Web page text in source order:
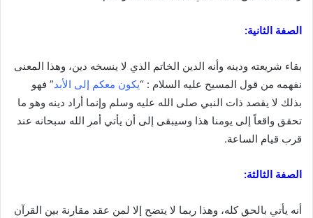
الصفة الثانية:
بقاء شريعته ودينه وأنه الدين الخاتم الذي لا ينسخه دين، وهذا المعنى
نفهمه من قول المسيح عليه السلام : “يكون معكم إلى الأبد” فهو
بذلك لا يقصد ذات النبي صلى الله عليه وسلم وإنما أراد دينه وهو ما
تحقق واقعاً إلى يومنا هذا وسيبقى إلى أن يأتي أمر الله سبحانه عند
قرب قيام الساعة.
الصفة الثالثة:
أنه يأتي بالحق كله، وهذا ربما لا يتضح إلا لمن عقد مقارنة بين القرآن